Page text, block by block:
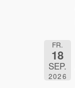
FR.
18
SEP.
2026